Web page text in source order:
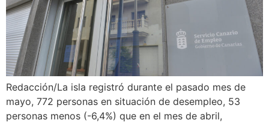
Redacción/La isla registró durante el pasado mes de
mayo, 772 personas en situación de desempleo, 53
personas menos (-6,4%) que en el mes de abril,